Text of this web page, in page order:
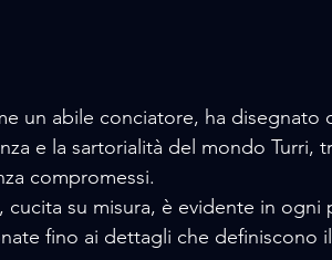
un abile conciatore, ha
e la sartorialità del mondo Turri,
compromessi.
cucita su misura, è evidente in
fino ai dettagli che definiscono